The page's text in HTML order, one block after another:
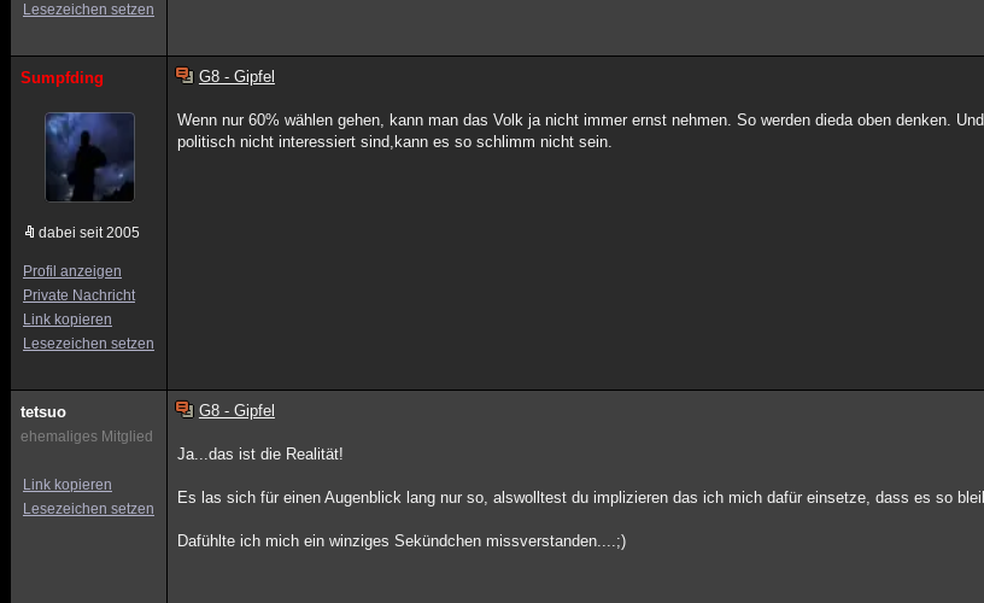
Lesezeichen setzen
Sumpfding
dabei seit 2005
Profil anzeigen
Private Nachricht
Link kopieren
Lesezeichen setzen
G8 - Gipfel
Wenn nur 60% wählen gehen, kann man das Volk ja nicht immer ernst nehmen. So werden dieda oben denken.
politisch nicht interessiert sind,kann es so schlimm nicht sein.
tetsuo
ehemaliges Mitglied
Link kopieren
Lesezeichen setzen
G8 - Gipfel
Ja...das ist die Realität!
Es las sich für einen Augenblick lang nur so, alswolltest du implizieren das ich mich dafür einsetze, dass es so
Dafühlte ich mich ein winziges Sekündchen missverstanden....;)